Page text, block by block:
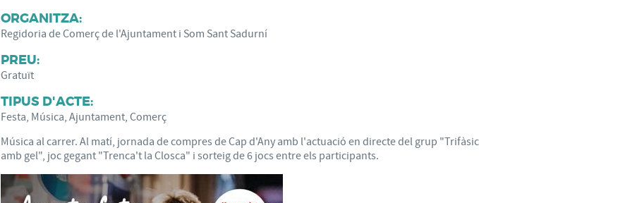
ORGANITZA:
Regidoria de Comerç de l'Ajuntament i Som Sant Sadurní
PREU:
Gratuït
TIPUS D'ACTE:
Festa, Música, Ajuntament, Comerç
Música al carrer. Al matí, jornada de compres de Cap d'Any amb l'actuació en directe del grup "Trifàsic
amb gel", joc gegant "Trenca't la Closca" i sorteig de 6 jocs entre els participants.